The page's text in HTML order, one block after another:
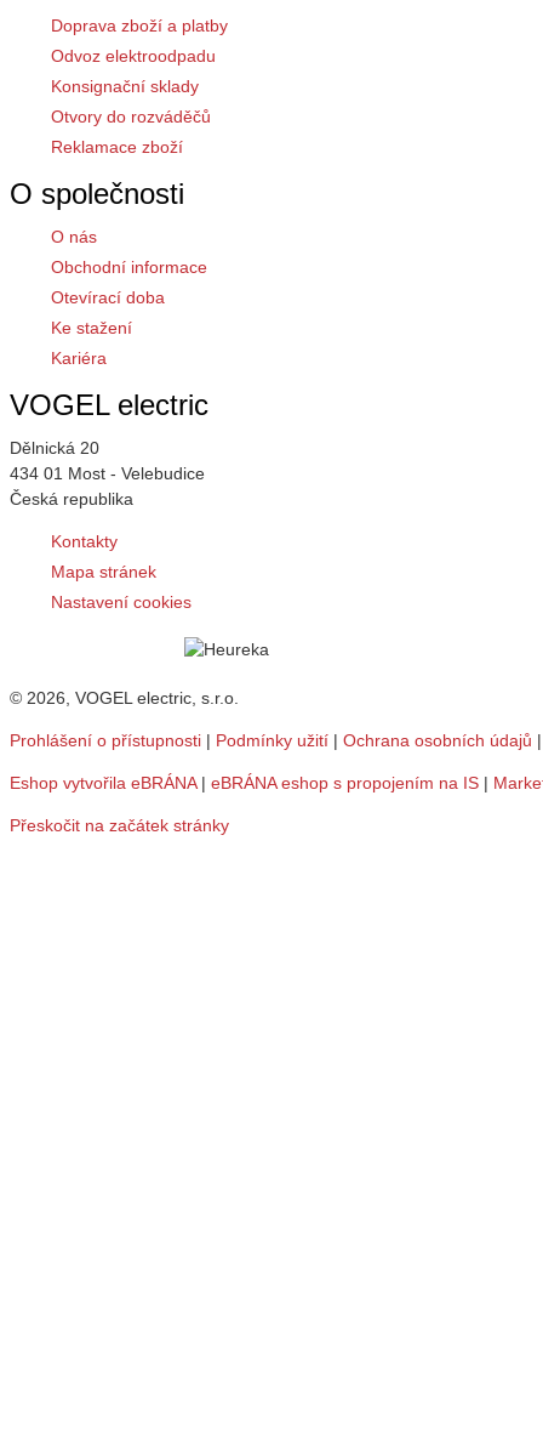
Doprava zboží a platby
Odvoz elektroodpadu
Konsignační sklady
Otvory do rozváděčů
Reklamace zboží
O společnosti
O nás
Obchodní informace
Otevírací doba
Ke stažení
Kariéra
VOGEL electric
Dělnická 20
434 01 Most - Velebudice
Česká republika
Kontakty
Mapa stránek
Nastavení cookies
© 2026, VOGEL electric, s.r.o.
Prohlášení o přístupnosti | Podmínky užití | Ochrana osobních údajů
Eshop vytvořila eBRÁNA| eBRÁNA eshop s propojením na IS |
Přeskočit na začátek stránky